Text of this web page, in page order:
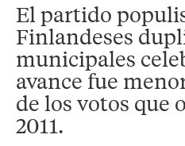
El partido
Finlandeses
municipales
avance fue
de los votos que
2011.